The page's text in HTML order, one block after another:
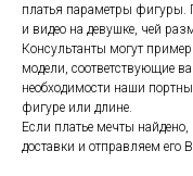
платья параметры фигуры.
и видео на девушке, чей
Консультанты могут
модели, соответствующие
необходимости наши
фигуре или длине.
Если платье мечты
доставки и отправляем его